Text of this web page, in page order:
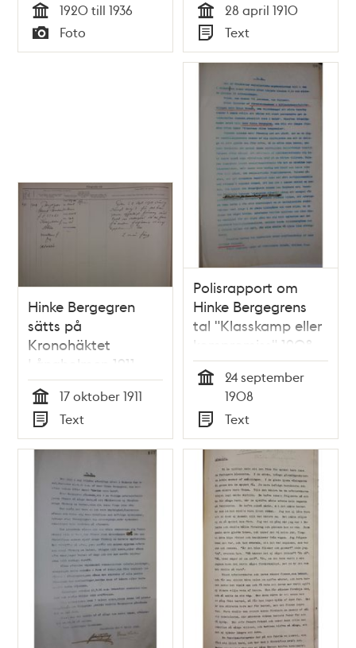
Tid
1920 till 1936
Typ
Foto Tid
28 april 1910
Typ
Text
Hinke Bergegren
sätts på
Kronohäktet
Långholmen 1911
Tid
17 oktober 1911
Typ
Text
Polisrapport om
Hinke Bergegrens
tal "Klasskamp eller
kompromiss" 1908
24 september
1908
Typ
Text